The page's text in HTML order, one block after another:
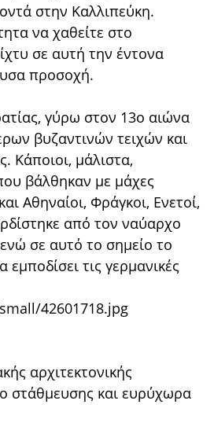
στην Καλλιπεύκη.
να χαθείτε στο
σε αυτή την έντονα
προσοχή.
γύρω στον 13ο αιώνα
βυζαντινών τειχών και
Κάποιοι, μάλιστα,
βάλθηκαν με μάχες
Αθηναίοι, Φράγκοι, Ενετοί,
από τον ναύαρχο
σε αυτό το σημείο το
τις γερμανικές
αρχιτεκτονικής
στάθμευσης και ευρύχωρα